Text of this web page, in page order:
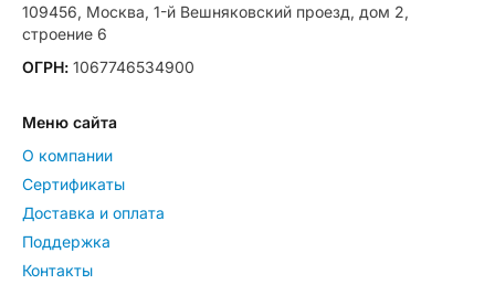
109456, Москва, 1-й Вешняковский проезд, дом 2,
строение 6
ОГРН: 1067746534900
Меню сайта
О компании
Сертификаты
Доставка и оплата
Поддержка
Контакты